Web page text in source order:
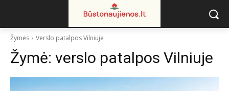
Žymės Verslo patalpos Vilniuje
Žymė: verslo patalpos Vilniuje